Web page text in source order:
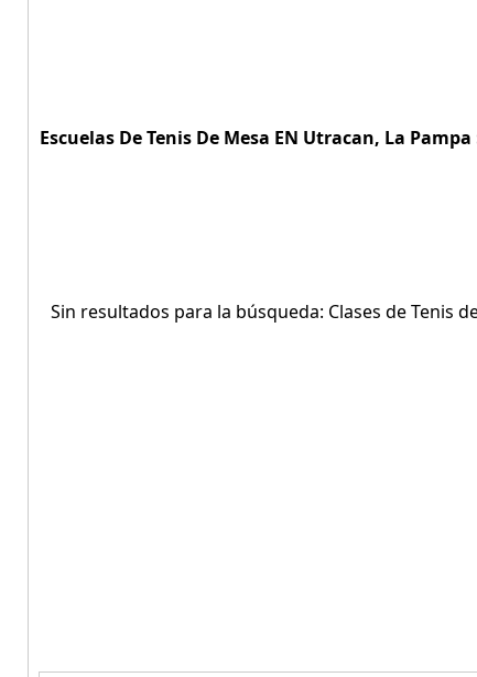
Escuelas De Tenis De Mesa EN Utracan, La Pampa
Sin resultados para la búsqueda: Clases de Tenis